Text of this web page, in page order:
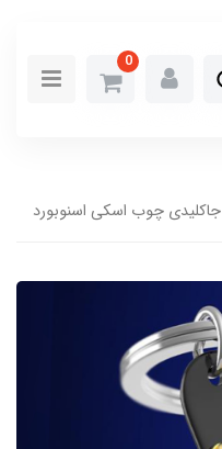
0
جاکلیدی چوب اسکی اسنوبورد